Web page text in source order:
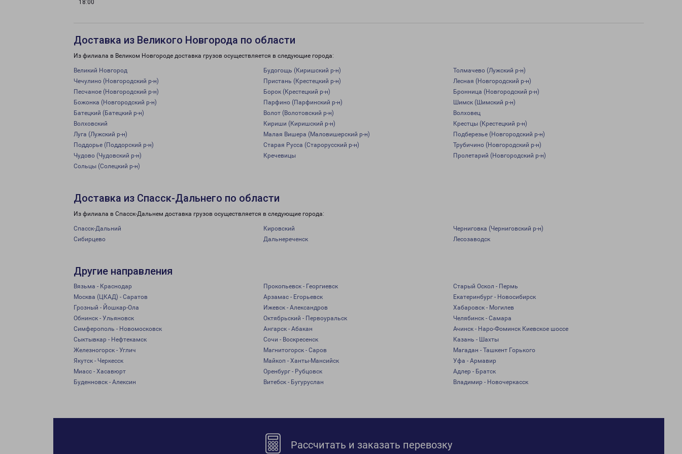
18:00
Доставка из Великого Новгорода по области
Из филиала в Великом Новгороде доставка грузов осуществляется в следующие города:
Великий Новгород Будогощь (Киришский р-н)
Толмачево (Лужский р-н)
Чечулино (Новгородский р-н)
Пристань (Крестецкий р-н)
Лесная (Новгородский р-н)
Песчаное (Новгородский р-н)
Борок (Крестецкий р-н)
Бронница (Новгородский р-н)
Божонка (Новгородский р-н)
Парфино (Парфинский р-н)
Шимск (Шимский р-н)
Батецкий (Батецкий р-н)
Волот (Волотовский р-н)
Волховец
Волховский
Кириши (Киришский р-н)
Крестцы (Крестецкий р-н)
Луга (Лужский р-н)
Малая Вишера (Маловишерский р-н)
Подберезье (Новгородский р-н)
Поддорье (Поддорский р-н)
Старая Русса (Старорусский р-н)
Трубичино (Новгородский р-н)
Чудово (Чудовский р-н)
Кречевицы
Пролетарий (Новгородский р-н)
Сольцы (Солецкий р-н)
Доставка из Спасск-Дальнего по области
Из филиала в Спасск-Дальнем доставка грузов осуществляется в следующие города:
Спасск-Дальний Кировский
Черниговка (Черниговский р-н)
Сибирцево
Дальнереченск Лесозаводск
Другие направления
Вязьма - Краснодар Прокопьевск - Георгиевск
Старый Оскол - Пермь
Москва (ЦКАД) - Саратов
Арзамас - Егорьевск
Екатеринбург - Новосибирск
Грозный - Йошкар-Ола
Ижевск - Александров
Хабаровск - Могилев
Обнинск - Ульяновск
Октябрьский - Первоуральск
Челябинск - Самара
Симферополь - Новомосковск
Ангарск - Абакан
Ачинск - Наро-Фоминск Киевское шоссе
Сыктывкар - Нефтекамск
Сочи - Воскресенск
Казань - Шахты
Железногорск - Углич
Магнитогорск - Саров
Магадан - Ташкент Горького
Якутск - Черкесск
Майкоп - Ханты-Мансийск
Уфа - Армавир
Миасс - Хасавюрт
Оренбург - Рубцовск
Адлер - Братск
Буденновск - Алексин
Витебск - Бугуруслан Владимир - Новочеркасск
Рассчитать и заказать перевозку